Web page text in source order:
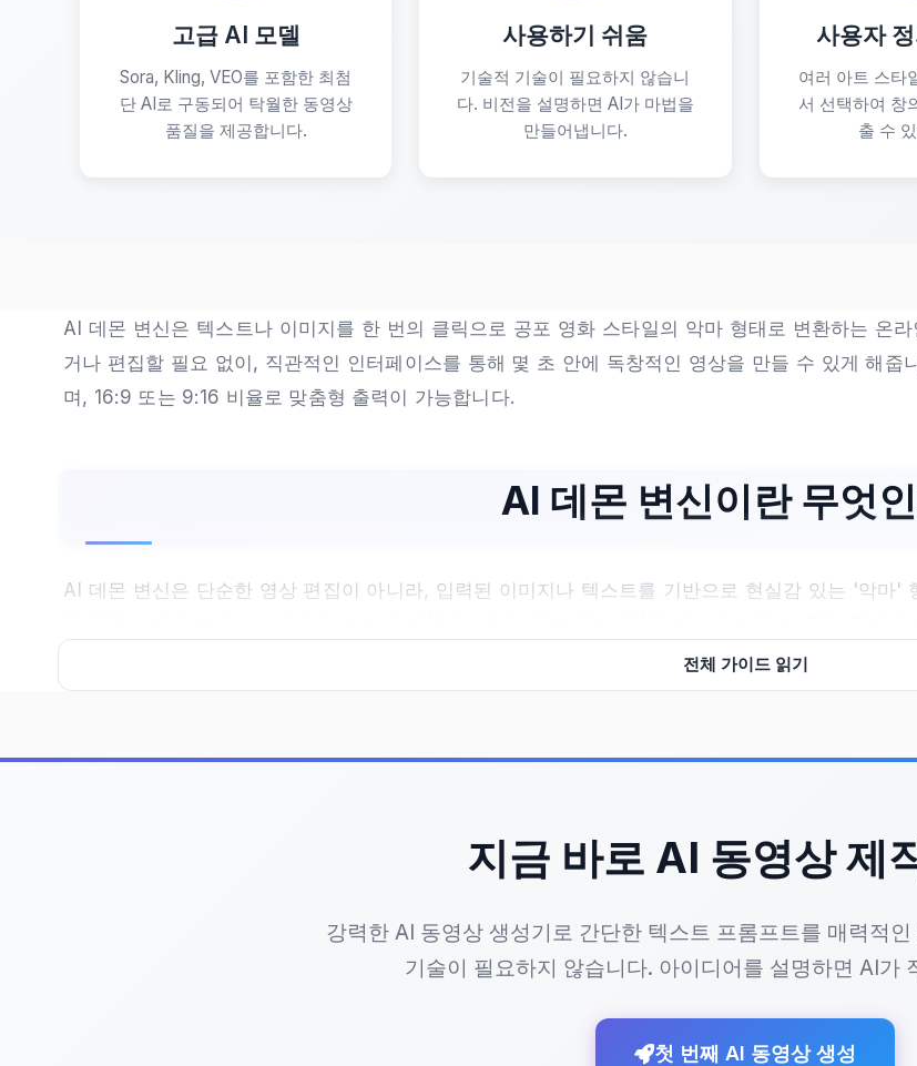
고급 AI 모델
Sora, Kling, VEO를 포함한 최첨
단 AI로 구동되어 탁월한 동영상
품질을 제공합니다.
사용하기 쉬움
기술적 기술이 필요하지 않습니
다. 비전을 설명하면 AI가 마법을
만들어냅니다.
사용자
여러 아트 스타
서 선택하여 창
출 수
AI 데몬 변신은 텍스트나 이미지를 한 번의 클릭으로 공포 영화 스타일의 악마 형태로 변환하는 온
거나 편집할 필요 없이, 직관적인 인터페이스를 통해 몇 초 안에 독창적인 영상을 만들 수 있게 해
며, 16:9 또는 9:16 비율로 맞춤형 출력이 가능합니다.
AI 데몬 변신이란 무엇
AI 데몬 변신은 단순한 영상 편집이 아니라, 입력된 이미지나 텍스트를 기반으로 현실감 있는 '악마'
를 전달해야 할 때 매우 유용합니다. 이 도구는 클라우드 기반으로 작동하므로 로컬 컴퓨터 성능에
어떻게 사용하나요? 간단
: 이미지 파일이나 텍스트를 업로드하세요. 예를 들어, 사람 얼굴 사진이
: 화면 상단에서 "Horror movie style"처럼 원하는 분위기를 설정할 수 있습니
: 1~3분 내에 완성된 영상이 생성되며, MP4 형식으로 바로 저장하거나
전체 가이드 읽기
지금 바로 AI 동영상 제
강력한 AI 동영상 생성기로 간단한 텍스트 프롬프트를 매력적
기술이 필요하지 않습니다. 아이디어를 설명하면 AI가
첫 번째 AI 동영상 생성